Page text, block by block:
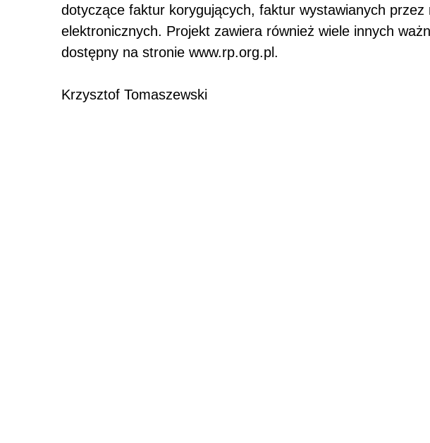
dotyczące faktur korygujących, faktur wystawianych
elektronicznych. Projekt zawiera również wiele innych
dostępny na stronie www.rp.org.pl.
Krzysztof Tomaszewski